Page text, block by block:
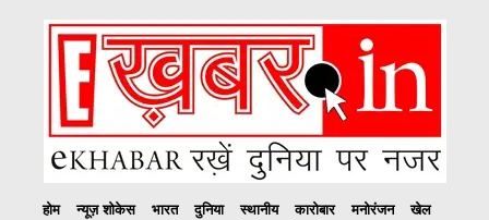
होम न्यूज़ शोकेस भारत दुनिया स्थानीय कारोबार मनोरंजन
खेल